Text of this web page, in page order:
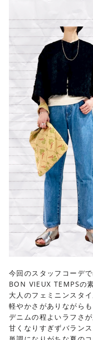
今回のスタッフコーデ
BON VIEUX TEMPSの
大人のフェミニンスタイ
軽やかさがありながらも
デニムの程よいラフさ
甘くなりすぎずバラン